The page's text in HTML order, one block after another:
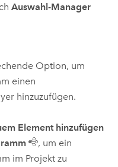
Auswahl-Manager
Option, um
einen
hinzuzufügen.
Element hinzufügen
, um ein
im Projekt zu